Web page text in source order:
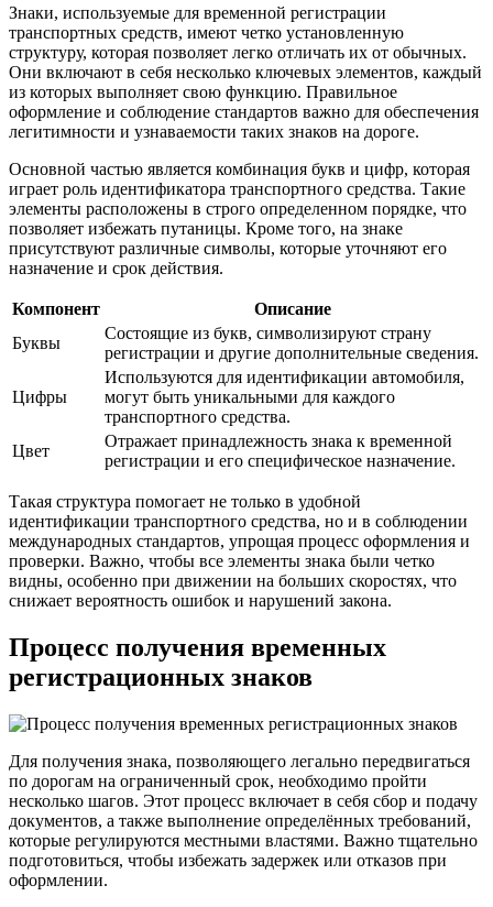
Знаки, используемые для временной регистрации
транспортных средств, имеют четко установленную
структуру, которая позволяет легко отличать их от обычных.
Они включают в себя несколько ключевых элементов, каждый
из которых выполняет свою функцию. Правильное
оформление и соблюдение стандартов важно для обеспечения
легитимности и узнаваемости таких знаков на дороге.
Основной частью является комбинация букв и цифр, которая
играет роль идентификатора транспортного средства. Такие
элементы расположены в строго определенном порядке, что
позволяет избежать путаницы. Кроме того, на знаке
присутствуют различные символы, которые уточняют его
назначение и срок действия.
Компонент
Описание
Буквы
Состоящие из букв, символизируют страну
регистрации и другие дополнительные сведения.
Цифры
Используются для идентификации автомобиля,
могут быть уникальными для каждого
транспортного средства.
Цвет
Отражает принадлежность знака к временной
регистрации и его специфическое назначение.
Такая структура помогает не только в удобной
идентификации транспортного средства, но и в соблюдении
международных стандартов, упрощая процесс оформления и
проверки. Важно, чтобы все элементы знака были четко
видны, особенно при движении на больших скоростях, что
снижает вероятность ошибок и нарушений закона.
Процесс получения временных
регистрационных знаков
Для получения знака, позволяющего легально передвигаться
по дорогам на ограниченный срок, необходимо пройти
несколько шагов. Этот процесс включает в себя сбор и подачу
документов, а также выполнение определённых требований,
которые регулируются местными властями. Важно тщательно
подготовиться, чтобы избежать задержек или отказов при
оформлении.